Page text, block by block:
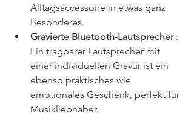
Alltagsaccessoire in etwas ganz
Besonderes.
Gravierte Bluetooth-Lautsprecher :
Ein tragbarer Lautsprecher mit
einer individuellen Gravur ist ein
ebenso praktisches wie
emotionales Geschenk, perfekt für
Musikliebhaber.